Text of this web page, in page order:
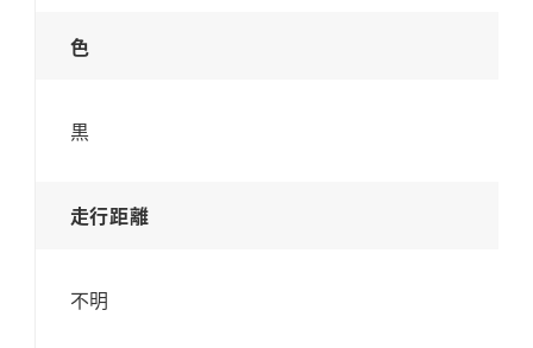
色
黒
走行距離
不明